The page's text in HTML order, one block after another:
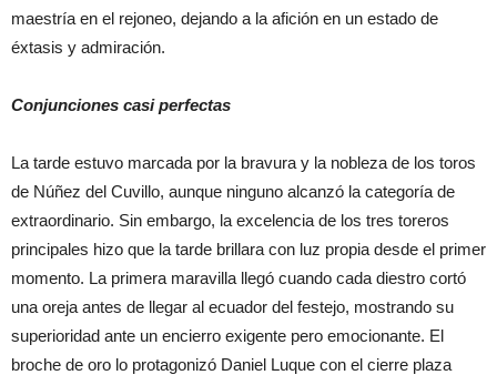
maestría en el rejoneo, dejando a la afición en un estado de
éxtasis y admiración.
Conjunciones casi perfectas
La tarde estuvo marcada por la bravura y la nobleza de los toros
de Núñez del Cuvillo, aunque ninguno alcanzó la categoría de
extraordinario. Sin embargo, la excelencia de los tres toreros
principales hizo que la tarde brillara con luz propia desde el primer
momento. La primera maravilla llegó cuando cada diestro cortó
una oreja antes de llegar al ecuador del festejo, mostrando su
superioridad ante un encierro exigente pero emocionante. El
broche de oro lo protagonizó Daniel Luque con el cierre plaza